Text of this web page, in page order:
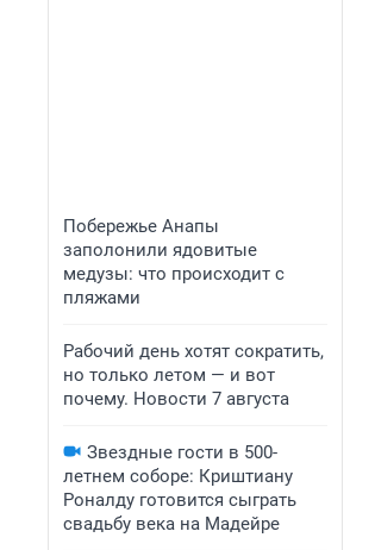
Побережье Анапы
заполонили ядовитые
медузы: что происходит с
пляжами
Рабочий день хотят сократить,
но только летом — и вот
почему. Новости 7 августа
Звездные гости в 500-
летнем соборе: Криштиану
Роналду готовится сыграть
свадьбу века на Мадейре